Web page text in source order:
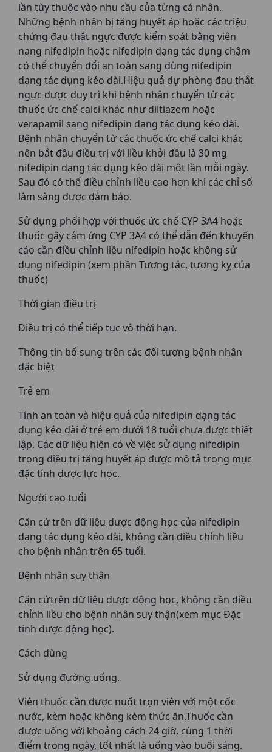
lần tùy thuộc vào nhu cầu của từng cá nhân.
Những bệnh nhân bị tăng huyết áp hoặc các triệu
chứng đau thắt ngực được kiểm soát bằng viên
nang nifedipin hoặc nifedipin dạng tác dụng chậm
có thể chuyển đổi an toàn sang dùng nifedipin
dạng tác dụng kéo dài.Hiệu quả dự phòng đau thắt
ngực được duy trì khi bệnh nhân chuyển từ các
thuốc ức chế calci khác như diltiazem hoặc
verapamil sang nifedipin dạng tác dụng kéo dài.
Bệnh nhân chuyển từ các thuốc ức chế calci khác
nên bắt đầu điều trị với liều khởi đầu là 30 mg
nifedipin dạng tác dụng kéo dài một lần mỗi ngày.
Sau đó có thể điều chỉnh liều cao hơn khi các chỉ số
lâm sàng được đảm bảo.
Sử dụng phối hợp với thuốc ức chế CYP 3A4 hoặc
thuốc gây cảm ứng CYP 3A4 có thể dẫn đến khuyến
cáo cần điều chỉnh liều nifedipin hoặc không sử
dụng nifedipin (xem phần Tương tác, tương kỵ của
thuốc)
Thời gian điều trị
Điều trị có thể tiếp tục vô thời hạn.
Thông tin bổ sung trên các đối tượng bệnh nhân
đặc biệt
Trẻ em
Tính an toàn và hiệu quả của nifedipin dạng tác
dụng kéo dài ở trẻ em dưới 18 tuổi chưa được thiết
lập. Các dữ liệu hiện có về việc sử dụng nifedipin
trong điều trị tăng huyết áp được mô tả trong mục
đặc tính dược lực học.
Người cao tuổi
Căn cứ trên dữ liệu dược động học của nifedipin
dạng tác dụng kéo dài, không cần điều chỉnh liều
cho bệnh nhân trên 65 tuổi.
Bệnh nhân suy thận
Căn cứtrên dữ liệu dược động học, không cần điều
chỉnh liều cho bệnh nhân suy thận(xem mục Đặc
tính dược động học).
Cách dùng
Sử dụng đường uống.
Viên thuốc cần được nuốt trọn viên với một cốc
nước, kèm hoặc không kèm thức ăn.Thuốc cần
được uống với khoảng cách 24 giờ, cùng 1 thời
điểm trong ngày, tốt nhất là uống vào buổi sáng.